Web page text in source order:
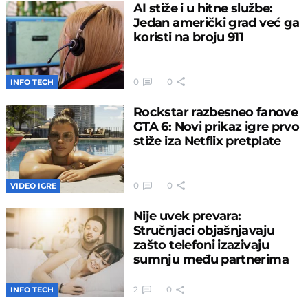
INFO TECH
AI stiže i u hitne službe:
Jedan američki grad već ga
koristi na broju 911
0 0
VIDEO IGRE
Rockstar razbesneo fanove
GTA 6: Novi prikaz igre prvo
stiže iza Netflix pretplate
0 0
INFO TECH
Nije uvek prevara:
Stručnjaci objašnjavaju
zašto telefoni izazivaju
sumnju među partnerima
2 0